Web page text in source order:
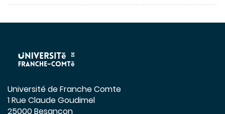
Université de Franche Comte
1 Rue Claude Goudimel
25000 Besançon